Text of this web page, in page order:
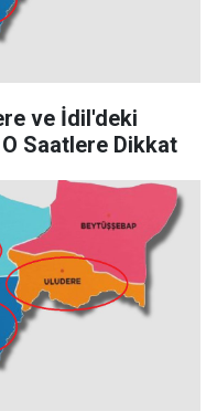
ve İdil'deki
O Saatlere Dikkat